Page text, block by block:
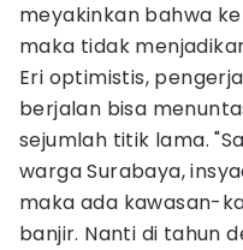
meyakinkan bahwa
maka tidak
Eri optimistis,
berjalan bisa
sejumlah titik lama.
warga Surabaya,
maka ada kawasan-
banjir. Nanti di tahun